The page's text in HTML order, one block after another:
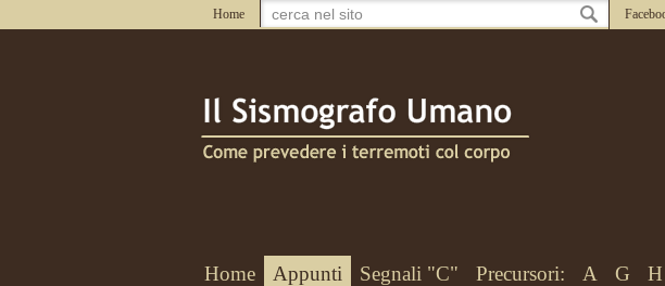
Home
Home Appunti Segnali "C" Precursori: A G H